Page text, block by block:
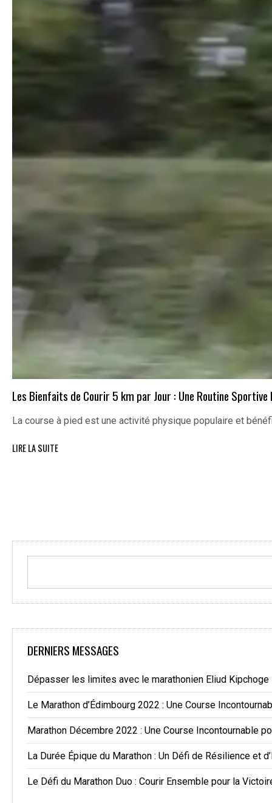
Les Bienfaits de Courir 5 km par Jour : Une Routine
La course à pied est une activité physique populaire et
LIRE LA SUITE
DERNIERS MESSAGES
Dépasser les limites avec le marathonien Eliud Kipchoge
Le Marathon d’Édimbourg 2022 : Une Course
Marathon Décembre 2022 : Une Course Incontournable
La Durée Épique du Marathon : Un Défi de Résilience et
Le Défi du Marathon Duo : Courir Ensemble pour la